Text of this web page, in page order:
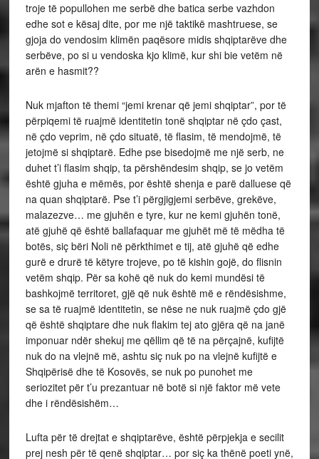
troje të popullohen me serbë dhe batica serbe vazhdon
edhe sot e kësaj dite, por me një taktikë mashtruese, se
gjoja do vendosim klimën paqësore midis shqiptarëve dhe
serbëve, po si u vendoska kjo klimë, kur shi bie vetëm në
arën e hasmit??
Nuk mjafton të themi “jemi krenar që jemi shqiptar”, por të
përpiqemi të ruajmë identitetin tonë shqiptar në çdo çast,
në çdo veprim, në çdo situatë, të flasim, të mendojmë, të
jetojmë si shqiptarë. Edhe pse bisedojmë me një serb, ne
duhet t’i flasim shqip, ta përshëndesim shqip, se jo vetëm
është gjuha e mëmës, por është shenja e parë dalluese që
na quan shqiptarë. Pse t’i përgjigjemi serbëve, grekëve,
malazezve… me gjuhën e tyre, kur ne kemi gjuhën tonë,
atë gjuhë që është ballafaquar me gjuhët më të mëdha të
botës, siç bëri Noli në përkthimet e tij, atë gjuhë që edhe
gurë e drurë të këtyre trojeve, po të kishin gojë, do flisnin
vetëm shqip. Për sa kohë që nuk do kemi mundësi të
bashkojmë territoret, gjë që nuk është më e rëndësishme,
se sa të ruajmë identitetin, se nëse ne nuk ruajmë çdo gjë
që është shqiptare dhe nuk flakim tej ato gjëra që na janë
imponuar ndër shekuj me qëllim që të na përçajnë, kufijtë
nuk do na vlejnë më, ashtu siç nuk po na vlejnë kufijtë e
Shqipërisë dhe të Kosovës, se nuk po punohet me
seriozitet për t’u prezantuar në botë si një faktor më vete
dhe i rëndësishëm…
Lufta për të drejtat e shqiptarëve, është përpjekja e secilit
prej nesh për të qenë shqiptar… por siç ka thënë poeti ynë,